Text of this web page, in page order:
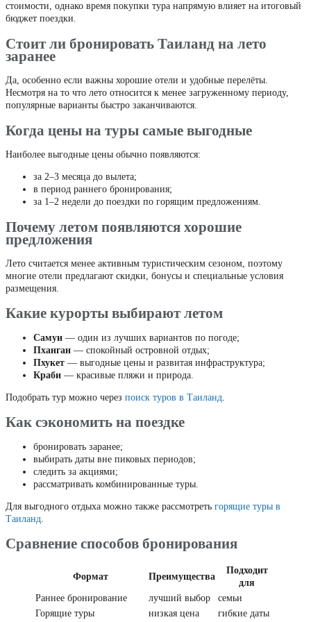
стоимости, однако время покупки тура напрямую влияет на итоговый
бюджет поездки.
Стоит ли бронировать Таиланд на лето
заранее
Да, особенно если важны хорошие отели и удобные перелёты.
Несмотря на то что лето относится к менее загруженному периоду,
популярные варианты быстро заканчиваются.
Когда цены на туры самые выгодные
Наиболее выгодные цены обычно появляются:
за 2–3 месяца до вылета;
в период раннего бронирования;
за 1–2 недели до поездки по горящим предложениям.
Почему летом появляются хорошие
предложения
Лето считается менее активным туристическим сезоном, поэтому
многие отели предлагают скидки, бонусы и специальные условия
размещения.
Какие курорты выбирают летом
Самуи — один из лучших вариантов по погоде;
Пханган — спокойный островной отдых;
Пхукет — выгодные цены и развитая инфраструктура;
Краби — красивые пляжи и природа.
Подобрать тур можно через поиск туров в Таиланд
Как сэкономить на поездке
бронировать заранее;
выбирать даты вне пиковых периодов;
следить за акциями;
рассматривать комбинированные туры.
Для выгодного отдыха можно также рассмотреть горящие туры в
Таиланд
Сравнение способов бронирования
Формат Преимущества
Подходит
для
Раннее бронирование
лучший выбор
семьи
Горящие туры
низкая цена
гибкие даты